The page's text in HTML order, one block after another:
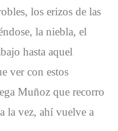
los erizos de las
la niebla, el
hasta aquel
ver con estos
Muñoz que recorro
la vez, ahí vuelve a